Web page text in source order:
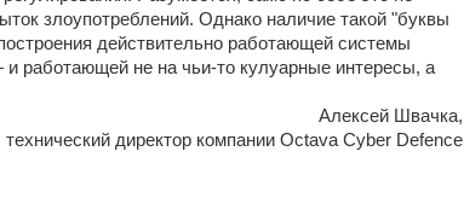
злоупотреблений. Однако наличие такой "буквы
действительно работающей системы
работающей не на чьи-то кулуарные интересы, а
Алексей Швачка,
технический директор компании Octava Cyber Defence